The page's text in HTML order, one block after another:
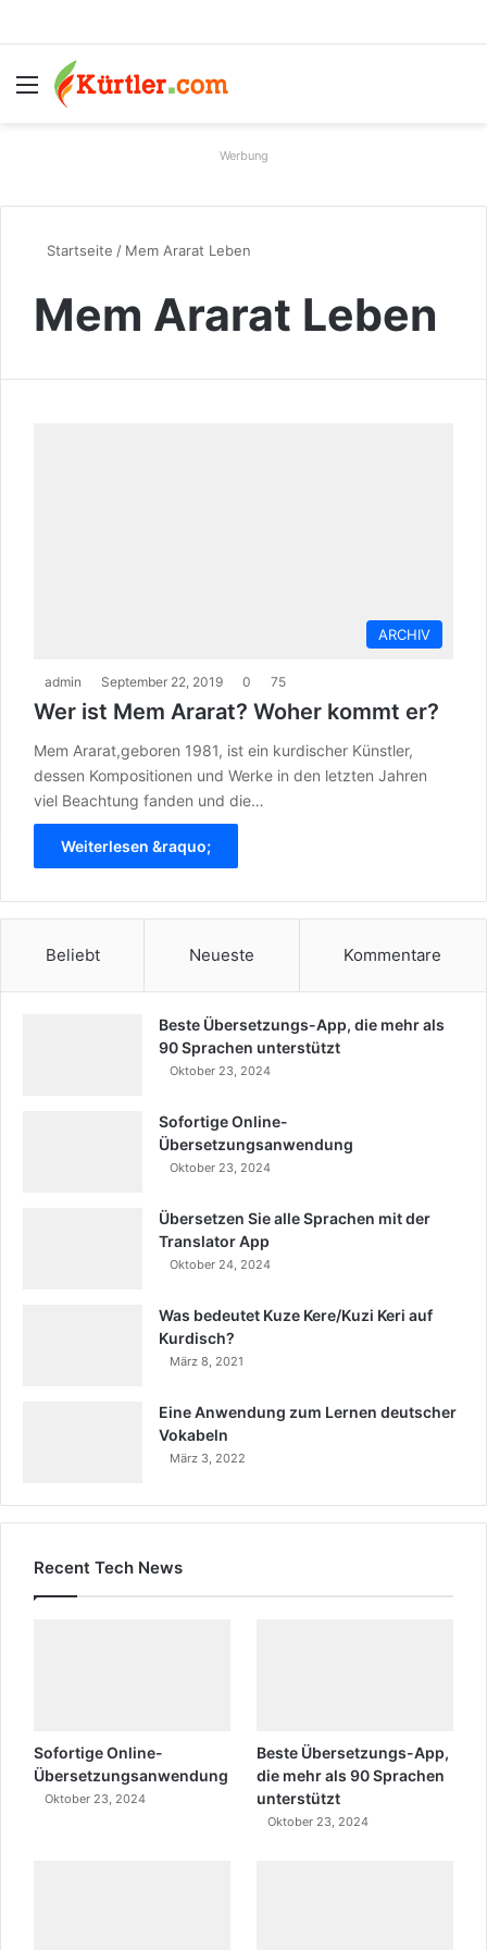
Menü
Werbung
Startseite / Mem Ararat Leben
Mem Ararat Leben
ARCHIV
admin September 22, 2019 0 75
Wer ist Mem Ararat? Woher kommt er?
Mem Ararat,geboren 1981, ist ein kurdischer Künstler,
dessen Kompositionen und Werke in den letzten Jahren
viel Beachtung fanden und die…
Weiterlesen &raquo;
Beliebt Neueste Kommentare
Beste Übersetzungs-App, die mehr als
90 Sprachen unterstützt
Oktober 23, 2024
Sofortige Online-
Übersetzungsanwendung
Oktober 23, 2024
Übersetzen Sie alle Sprachen mit der
Translator App
Oktober 24, 2024
Was bedeutet Kuze Kere/Kuzi Keri auf
Kurdisch?
März 8, 2021
Eine Anwendung zum Lernen deutscher
Vokabeln
März 3, 2022
Recent Tech News
Sofortige Online-
Übersetzungsanwendung
Oktober 23, 2024
Beste Übersetzungs-App,
die mehr als 90 Sprachen
unterstützt
Oktober 23, 2024